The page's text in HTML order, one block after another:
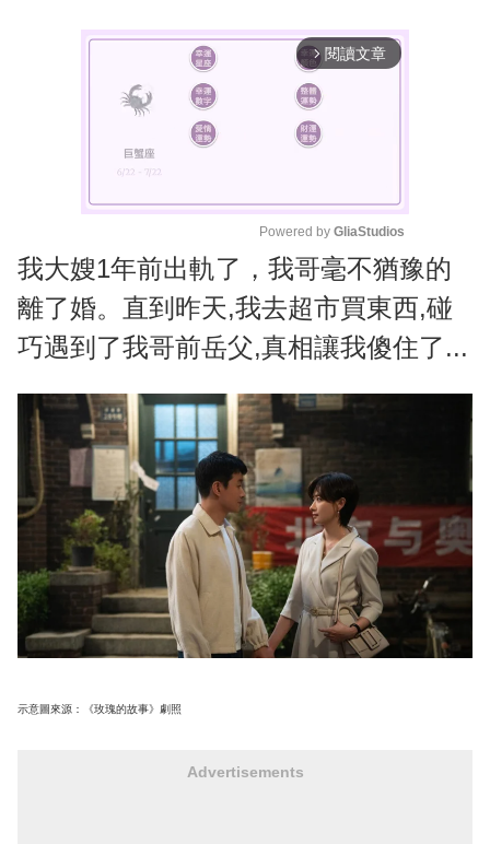
arrow_forward_ios 閱讀文章
M
t
e
Powered by GliaStudios
我大嫂1年前出軌了，我哥毫不猶豫的
離了婚。直到昨天,我去超市買東西,碰
巧遇到了我哥前岳父,真相讓我傻住了...
示意圖來源：《玫瑰的故事》劇照
Advertisements